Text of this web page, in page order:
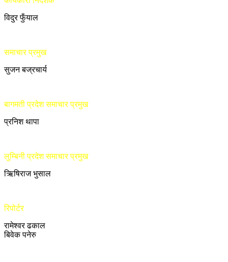
विदुर फुँयाल
समाचार प्रमुख
सुजन बज्रचार्य
बागमती प्रदेश समाचार प्रमुख
प्रनिश थापा
लुम्बिनी प्रदेश समाचार प्रमुख
ऋिषिराज भुसाल
रिपोर्टर
रामेश्वर ढकाल
बिवेक पनेरु